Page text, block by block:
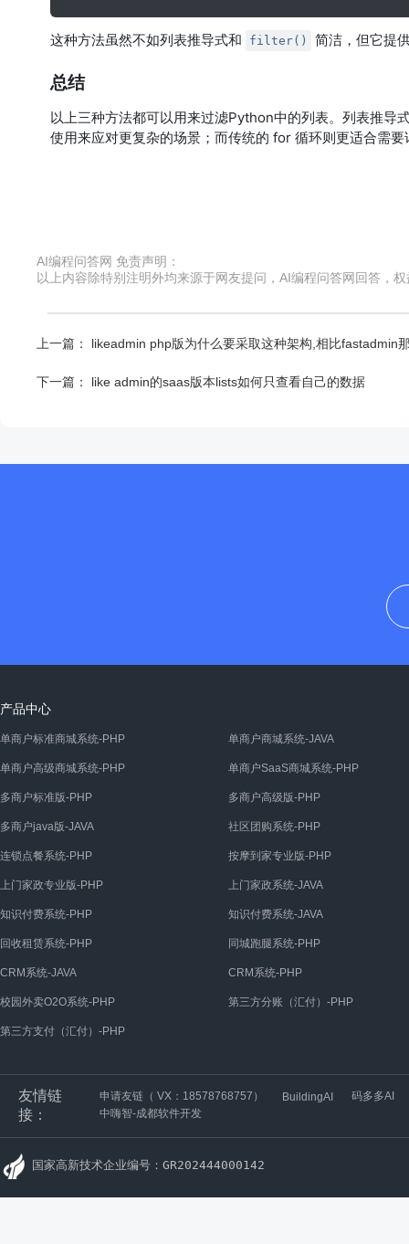
这种方法虽然不如列表推导式和 filter() 简洁，但它提
总结
以上三种方法都可以用来过滤Python中的列表。列表推导
使用来应对更复杂的场景；而传统的 for 循环则更适合需
AI编程问答网 免责声明：
以上内容除特别注明外均来源于网友提问，AI编程问答网回答，
上一篇： likeadmin php版为什么要采取这种架构,相比fastadmin
下一篇： like admin的saas版本lists如何只查看自己的数据
产品中心
单商户标准商城系统-PHP 单商户商城系统-JAVA
单商户高级商城系统-PHP 单商户SaaS商城系统-PHP
多商户标准版-PHP 多商户高级版-PHP
多商户java版-JAVA 社区团购系统-PHP
连锁点餐系统-PHP 按摩到家专业版-PHP
上门家政专业版-PHP 上门家政系统-JAVA
知识付费系统-PHP 知识付费系统-JAVA
回收租赁系统-PHP 同城跑腿系统-PHP
CRM系统-JAVA CRM系统-PHP
校园外卖O2O系统-PHP 第三方分账（汇付）-PHP
第三方支付（汇付）-PHP
友情链
接：
申请友链（ VX：18578768757） BuildingAI
码多多AI
中嗨智-成都软件开发
国家高新技术企业编号：GR202444000142